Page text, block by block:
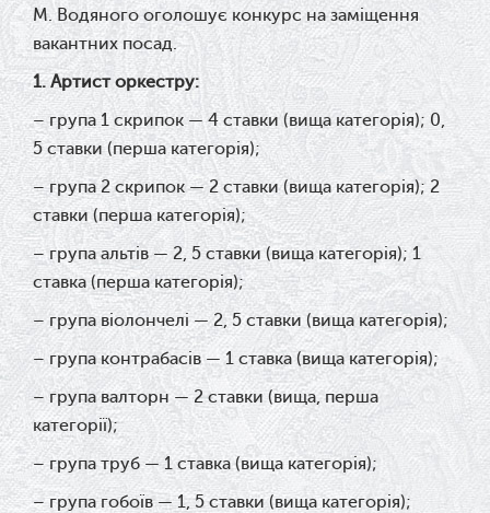
М. Водяного оголошує конкурс на заміщення
вакантних посад.
1. Артист оркестру:
– група 1 скрипок — 4 ставки (вища категорія); 0,
5 ставки (перша категорія);
– група 2 скрипок — 2 ставки (вища категорія); 2
ставки (перша категорія);
– група альтів — 2, 5 ставки (вища категорія); 1
ставка (перша категорія);
– група віолончелі — 2, 5 ставки (вища категорія);
– група контрабасів — 1 ставка (вища категорія);
– група валторн — 2 ставки (вища, перша
категорії);
– група труб — 1 ставка (вища категорія);
– група гобоїв — 1, 5 ставки (вища категорія);